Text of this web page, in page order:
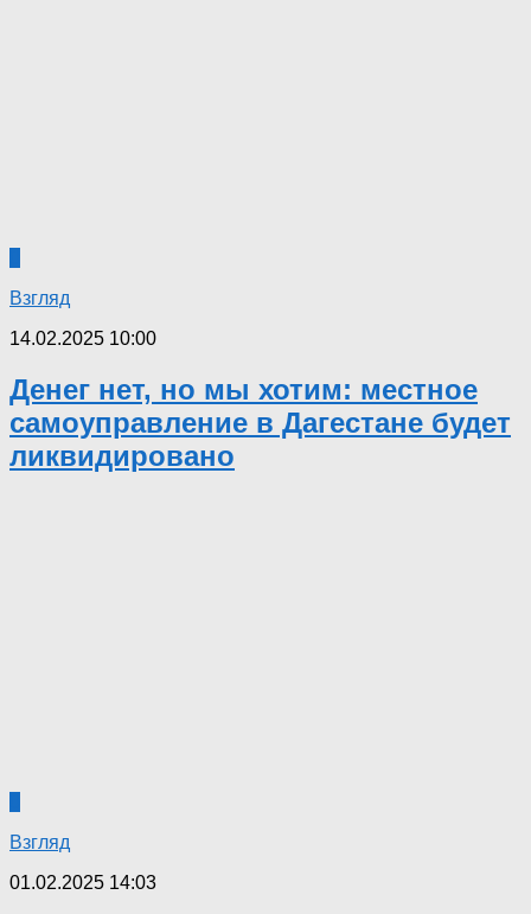
Взгляд
14.02.2025 10:00
Денег нет, но мы хотим: местное
самоуправление в Дагестане будет
ликвидировано
Взгляд
01.02.2025 14:03